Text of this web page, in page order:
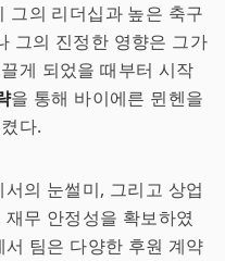
그의 리더십과 높은 축구
그의 진정한 영향은 그가
게 되었을 때부터 시작
을 통해 바이에른 뮌헨을
다.
의 눈썰미, 그리고 상업
무 안정성을 확보하였
팀은 다양한 후원 계약